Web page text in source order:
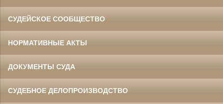
СУДЕЙСКОЕ СООБЩЕСТВО
НОРМАТИВНЫЕ АКТЫ
ДОКУМЕНТЫ СУДА
СУДЕБНОЕ ДЕЛОПРОИЗВОДСТВО